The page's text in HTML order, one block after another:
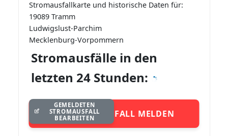
Stromausfallkarte und historische Daten für:
19089 Tramm
Ludwigslust-Parchim
Mecklenburg-Vorpommern
Stromausfälle in den
letzten 24 Stunden:
STROMAUSFALL MELDEN
GEMELDETEN
STROMAUSFALL
BEARBEITEN